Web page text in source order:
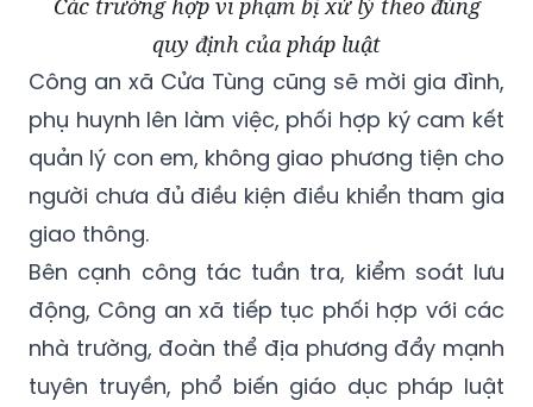
quy định của pháp luật
Công an xã Cửa Tùng cũng sẽ mời gia đình,
phụ huynh lên làm việc, phối hợp ký cam kết
quản lý con em, không giao phương tiện cho
người chưa đủ điều kiện điều khiển tham gia
giao thông.
Bên cạnh công tác tuần tra, kiểm soát lưu
động, Công an xã tiếp tục phối hợp với các
nhà trường, đoàn thể địa phương đẩy mạnh
tuyên truyền, phổ biến giáo dục pháp luật